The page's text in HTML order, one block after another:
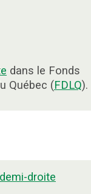
dans le Fonds
Québec (FDLQ).
demi-droite